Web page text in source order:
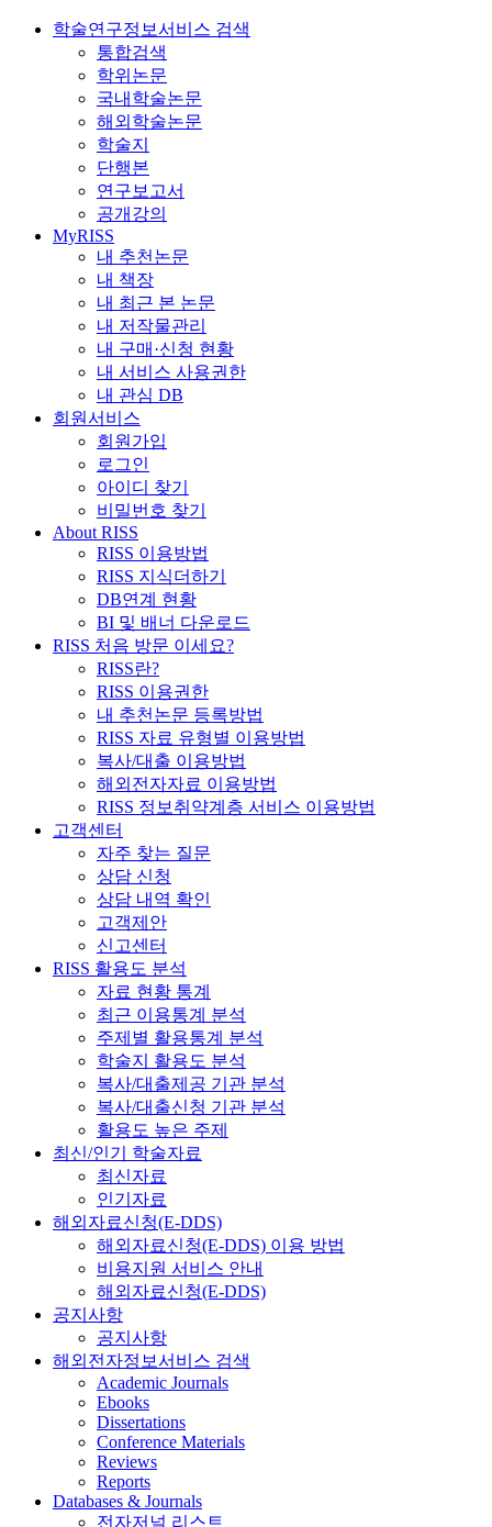
학술연구정보서비스 검색
통합검색
학위논문
국내학술논문
해외학술논문
학술지
단행본
연구보고서
공개강의
MyRISS
내 추천논문
내 책장
내 최근 본 논문
내 저작물관리
내 구매·신청 현황
내 서비스 사용권한
내 관심 DB
회원서비스
회원가입
로그인
아이디 찾기
비밀번호 찾기
About RISS
RISS 이용방법
RISS 지식더하기
DB연계 현황
BI 및 배너 다운로드
RISS 처음 방문 이세요?
RISS란?
RISS 이용권한
내 추천논문 등록방법
RISS 자료 유형별 이용방법
복사/대출 이용방법
해외전자자료 이용방법
RISS 정보취약계층 서비스 이용방법
고객센터
자주 찾는 질문
상담 신청
상담 내역 확인
고객제안
신고센터
RISS 활용도 분석
자료 현황 통계
최근 이용통계 분석
주제별 활용통계 분석
학술지 활용도 분석
복사/대출제공 기관 분석
복사/대출신청 기관 분석
활용도 높은 주제
최신/인기 학술자료
최신자료
인기자료
해외자료신청(E-DDS)
해외자료신청(E-DDS) 이용 방법
비용지원 서비스 안내
해외자료신청(E-DDS)
공지사항
공지사항
해외전자정보서비스 검색
Academic Journals
Ebooks
Dissertations
Conference Materials
Reviews
Reports
Databases & Journals
전자저널 리스트